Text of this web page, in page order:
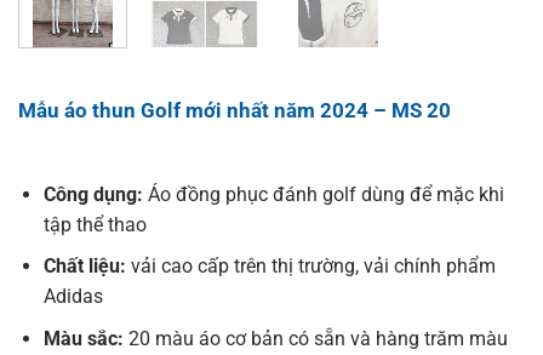
Mẫu áo thun Golf mới nhất năm 2024 – MS 20
Công dụng: Áo đồng phục đánh golf dùng để mặc khi
tập thể thao
Chất liệu: vải cao cấp trên thị trường, vải chính phẩm
Adidas
Màu sắc: 20 màu áo cơ bản có sẵn và hàng trăm màu